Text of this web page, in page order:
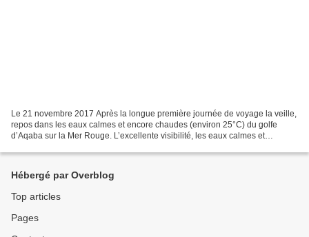
Le 21 novembre 2017 Après la longue première journée de voyage la veille,
repos dans les eaux calmes et encore chaudes (environ 25°C) du golfe
d’Aqaba sur la Mer Rouge. L’excellente visibilité, les eaux calmes et
Hébergé par Overblog
Top articles
Pages